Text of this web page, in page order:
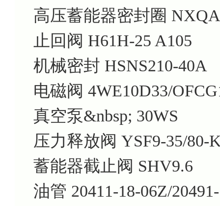
高压蓄能器密封圈
止回阀 H61H-25 A105
机械密封 HSNS210-40A
电磁阀 4WE10D33/
真空泵&nbsp; 30WS
压力释放阀 YSF9-35/80-
蓄能器截止阀 SHV9.6
油管 20411-18-06Z/